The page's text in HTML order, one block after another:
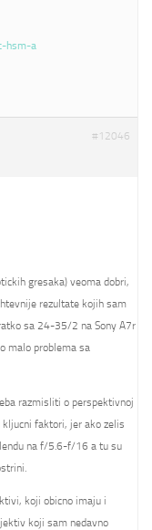
hsm-a
#12046
gresaka) veoma dobri,
rezultate kojih sam
sa 24-35/2 na Sony A7r
malo problema sa
razmisliti o perspektivnoj
faktori, jer ako zelis
na f/5.6-f/16 a tu su
koji obicno imaju i
koji sam nedavno